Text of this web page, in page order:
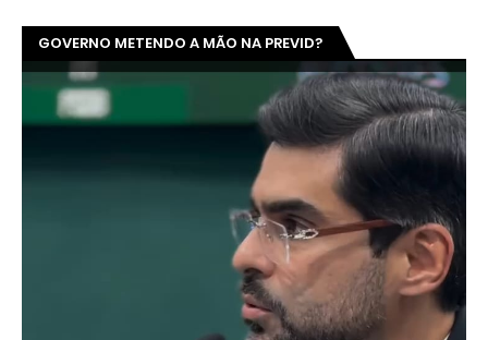
GOVERNO METENDO A MÃO NA PREVID?